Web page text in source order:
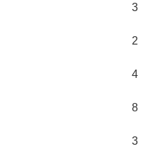
3
2
4
8
3